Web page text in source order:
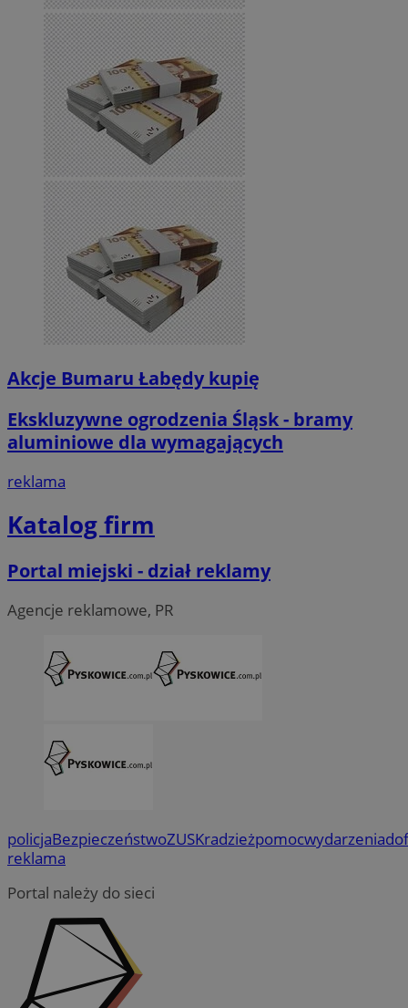
Akcje Bumaru Łabędy kupię
Ekskluzywne ogrodzenia Śląsk - bramy
aluminiowe dla wymagających
reklama
Katalog firm
Portal miejski - dział reklamy
Agencje reklamowe, PR
policjaBezpieczeństwoZUSKradzieżpomocwydarzenia
reklama
Portal należy do sieci